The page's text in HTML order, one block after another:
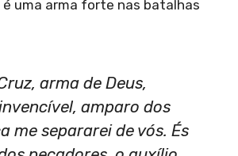
é uma arma forte nas batalhas
arma de Deus,
amparo dos
me separarei de vós. És